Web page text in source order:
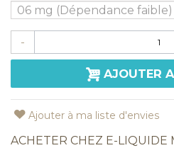
-
AJOUTER
Ajouter à ma liste d'envies
ACHETER CHEZ E-LIQUIDE